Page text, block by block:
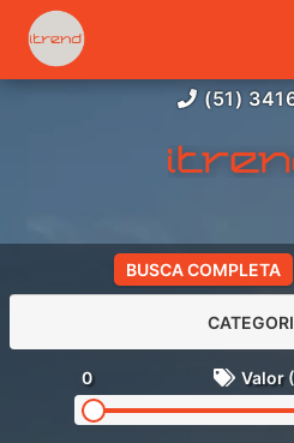
(51)
BUSCA COMPLETA
0 Valor